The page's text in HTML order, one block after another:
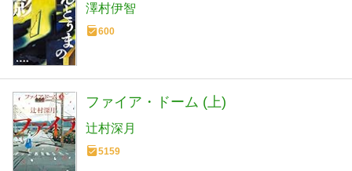
澤村伊智
600
ファイア・ドーム (上)
辻村深月
5159